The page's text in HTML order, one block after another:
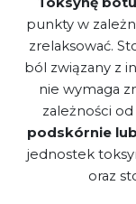
punkty w
zrelaksować.
ból związany z
nie wymaga
zależności
podskórnie
jednostek
oraz